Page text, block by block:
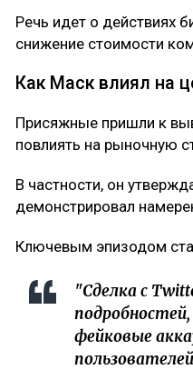
Речь идет о действиях
снижение стоимости
Как Маск влиял на
Присяжные пришли к
повлиять на рыночную
В частности, он
демонстрировал
Ключевым эпизодом
"Сделка с
фейковые